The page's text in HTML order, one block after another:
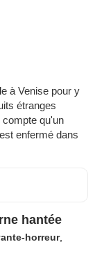
à Venise pour y
étranges
compte qu'un
enfermé dans
hantée
horreur,